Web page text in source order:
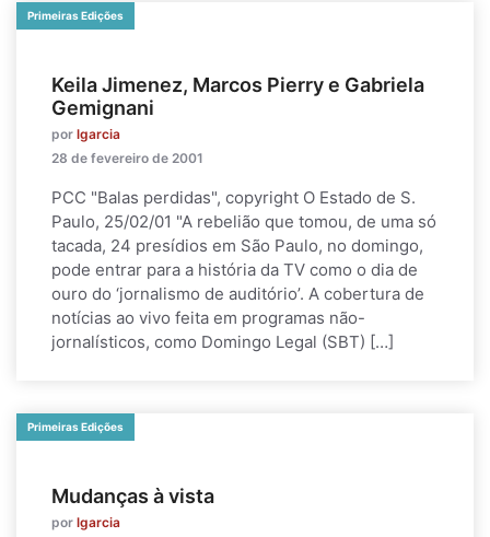
Primeiras Edições
Keila Jimenez, Marcos Pierry e Gabriela
Gemignani
por lgarcia
28 de fevereiro de 2001
PCC "Balas perdidas", copyright O Estado de S.
Paulo, 25/02/01 "A rebelião que tomou, de uma só
tacada, 24 presídios em São Paulo, no domingo,
pode entrar para a história da TV como o dia de
ouro do ‘jornalismo de auditório’. A cobertura de
notícias ao vivo feita em programas não-
jornalísticos, como Domingo Legal (SBT) […]
Primeiras Edições
Mudanças à vista
por lgarcia